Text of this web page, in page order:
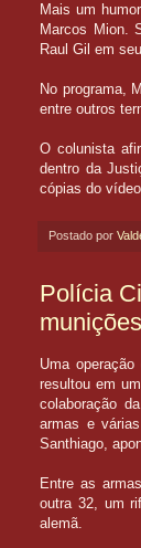
Mais um
Marcos Mion.
Raul Gil em
No programa,
entre outros
O colunista
dentro da
cópias do vídeo
Postado por
Polícia
Uma
resultou em
colaboração
armas e
Santhiago,
Entre as
outra 32, um
alemã.